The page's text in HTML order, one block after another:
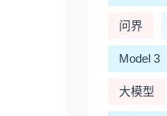
问界
Model 3
大模型